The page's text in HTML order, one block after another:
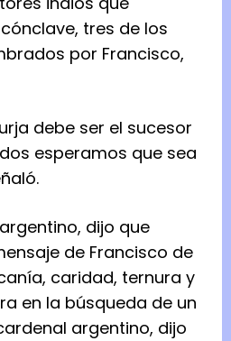
tres de los
por Francisco,
debe ser el sucesor
esperamos que sea
dijo que
de Francisco de
caridad, ternura y
en la búsqueda de un
argentino, dijo